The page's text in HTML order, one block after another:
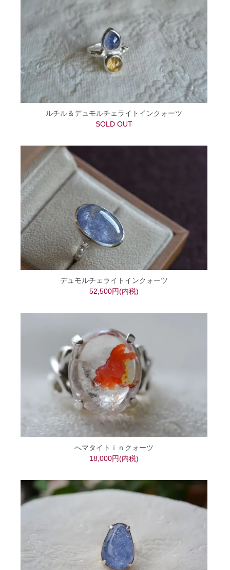
ルチル＆デュモルチェライトインクォーツ
SOLD OUT
デュモルチェライトインクォーツ
52,500円(内税)
へマタイトｉｎクォーツ
18,000円(内税)